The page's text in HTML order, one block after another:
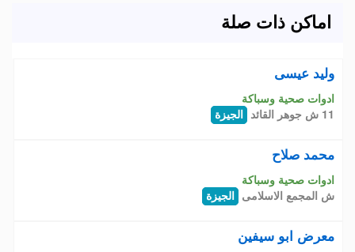
اماكن ذات صلة
وليد عيسى
ادوات صحية وسباكة
11 ش جوهر القائد
الجيزة
محمد صلاح
ادوات صحية وسباكة
ش المجمع الاسلامى
الجيزة
معرض ابو سيفين